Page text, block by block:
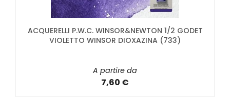
ACQUERELLI P.W.C. WINSOR&NEWTON 1/2 GODET
VIOLETTO WINSOR DIOXAZINA (733)
A partire da
7,60 €